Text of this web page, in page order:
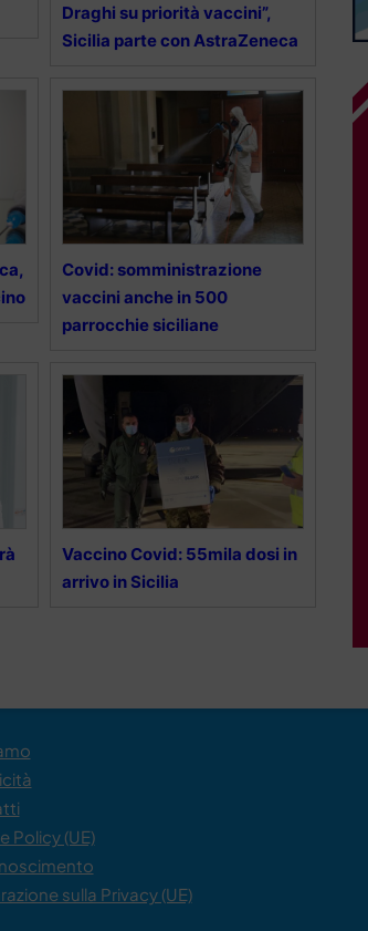
Draghi su priorità vaccini”,
Sicilia parte con AstraZeneca
Covid: somministrazione
vaccini anche in 500
parrocchie siciliane
Vaccino Covid: 55mila dosi in
arrivo in Sicilia
Policy (UE)
sulla Privacy (UE)